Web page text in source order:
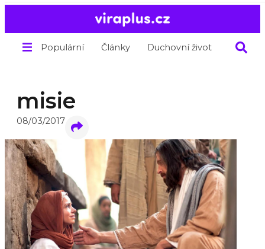
Populární Články Duchovní život O nás
misie
08/03/2017